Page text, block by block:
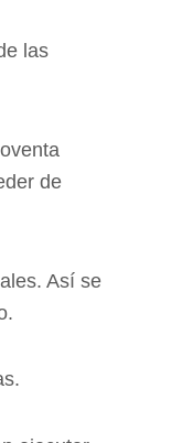
las
de
Así se